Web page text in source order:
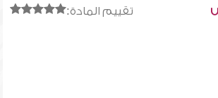
تقييم المادة: